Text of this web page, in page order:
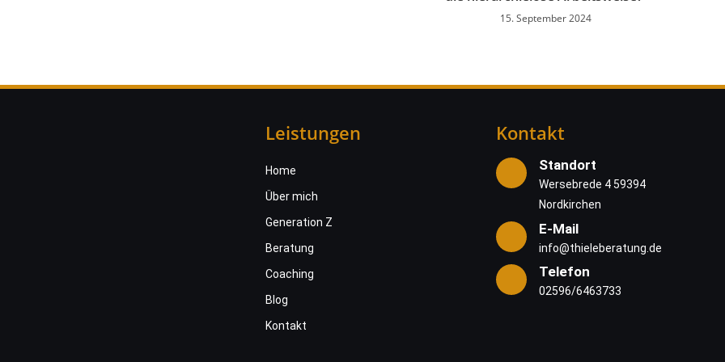
15. September 2024
Leistungen
Home
Über mich
Generation Z
Beratung
Coaching
Blog
Kontakt
Kontakt
Standort
Wersebrede 4 59394
Nordkirchen
E-Mail
info@thieleberatung.de
Telefon
02596/6463733